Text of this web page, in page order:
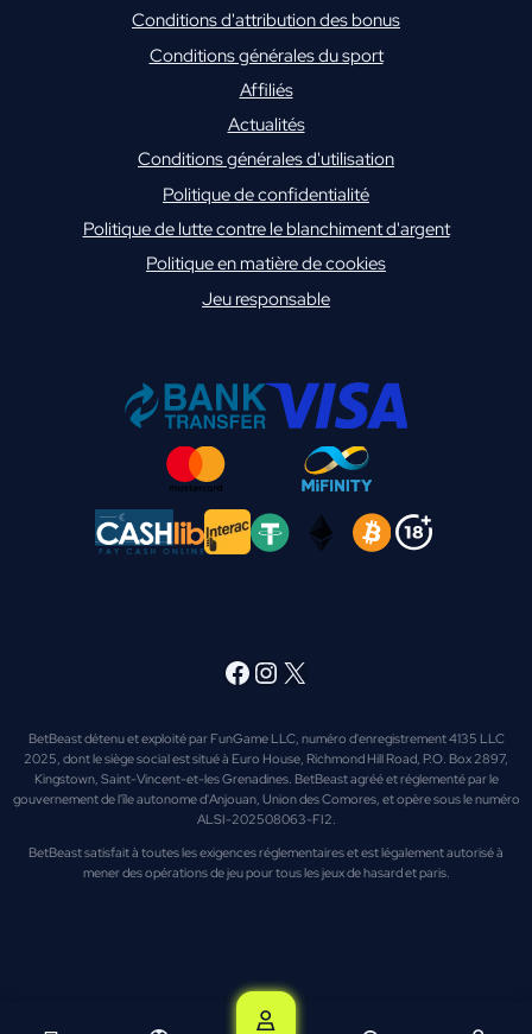
Conditions d'attribution des bonus
Conditions générales du sport
Affiliés
Actualités
Conditions générales d'utilisation
Politique de confidentialité
Politique de lutte contre le blanchiment d'argent
Politique en matière de cookies
Jeu responsable
Facebook
Instagram
X
BetBeast détenu et exploité par FunGame LLC, numéro d'enregistrement 4135 LLC
2025, dont le siège social est situé à Euro House, Richmond Hill Road, P.O. Box 2897,
Kingstown, Saint-Vincent-et-les Grenadines. BetBeast agréé et réglementé par le
gouvernement de l'île autonome d'Anjouan, Union des Comores, et opère sous le numéro
ALSI-202508063-FI2.
BetBeast satisfait à toutes les exigences réglementaires et est légalement autorisé à
mener des opérations de jeu pour tous les jeux de hasard et paris.